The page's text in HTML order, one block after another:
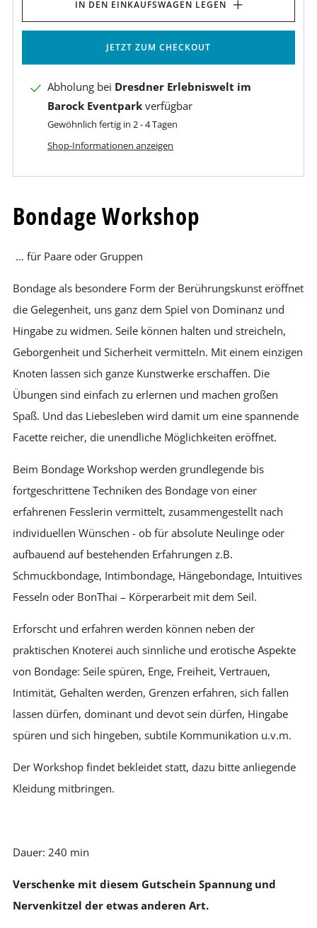
IN DEN EINKAUFSWAGEN LEGEN
JETZT ZUM CHECKOUT
Abholung bei Dresdner Erlebniswelt im
Barock Eventpark verfügbar
Gewöhnlich fertig in 2 - 4 Tagen
Shop-Informationen anzeigen
Bondage Workshop
… für Paare oder Gruppen
Bondage als besondere Form der Berührungskunst eröffnet
die Gelegenheit, uns ganz dem Spiel von Dominanz und
Hingabe zu widmen. Seile können halten und streicheln,
Geborgenheit und Sicherheit vermitteln. Mit einem einzigen
Knoten lassen sich ganze Kunstwerke erschaffen. Die
Übungen sind einfach zu erlernen und machen großen
Spaß. Und das Liebesleben wird damit um eine spannende
Facette reicher, die unendliche Möglichkeiten eröffnet.
Beim Bondage Workshop werden grundlegende bis
fortgeschrittene Techniken des Bondage von einer
erfahrenen Fesslerin vermittelt, zusammengestellt nach
individuellen Wünschen - ob für absolute Neulinge oder
aufbauend auf bestehenden Erfahrungen z.B.
Schmuckbondage, Intimbondage, Hängebondage, Intuitives
Fesseln oder BonThai – Körperarbeit mit dem Seil.
Erforscht und erfahren werden können neben der
praktischen Knoterei auch sinnliche und erotische Aspekte
von Bondage: Seile spüren, Enge, Freiheit, Vertrauen,
Intimität, Gehalten werden, Grenzen erfahren, sich fallen
lassen dürfen, dominant und devot sein dürfen, Hingabe
spüren und sich hingeben, subtile Kommunikation u.v.m.
Der Workshop findet bekleidet statt, dazu bitte anliegende
Kleidung mitbringen.
Dauer: 240 min
Verschenke mit diesem Gutschein Spannung und
Nervenkitzel der etwas anderen Art.